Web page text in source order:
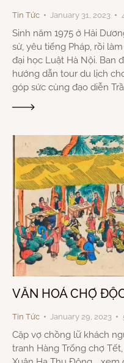
Tin Tức January 31, 2023
Sinh năm 1975 ở Hải
sử, yêu tiếng Pháp, rồi
đại học Luật Hà Nội. Ban
hướng dẫn tour du lịch
góp sức cùng đạo diễn
VĂN HOÁ CHỢ
Tin Tức January 29, 2023
Cặp vợ chồng lữ khách
tranh Hàng Trống chợ